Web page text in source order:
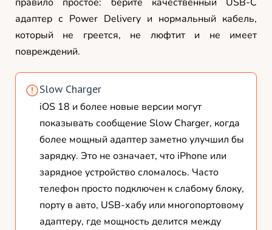
адаптер с Power Delivery и нормальный кабель,
который не греется, не люфтит и не имеет
повреждений.
Slow Charger
iOS 18 и более новые версии могут
показывать сообщение Slow Charger, когда
более мощный адаптер заметно улучшил бы
зарядку. Это не означает, что iPhone или
зарядное устройство сломалось. Часто
телефон просто подключен к слабому блоку,
порту в авто, USB-хабу или многопортовому
адаптеру, где мощность делится между